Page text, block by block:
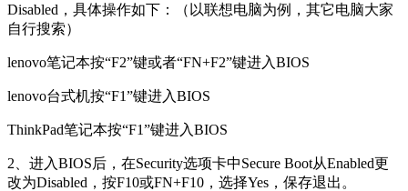
Disabled，具体操作如下：（以联想电脑为例，其它电脑大家
自行搜索）
lenovo笔记本按“F2”键或者“FN+F2”键进入BIOS
lenovo台式机按“F1”键进入BIOS
ThinkPad笔记本按“F1”键进入BIOS
2、进入BIOS后，在Security选项卡中Secure Boot从Enabled更
改为Disabled，按F10或FN+F10，选择Yes，保存退出。